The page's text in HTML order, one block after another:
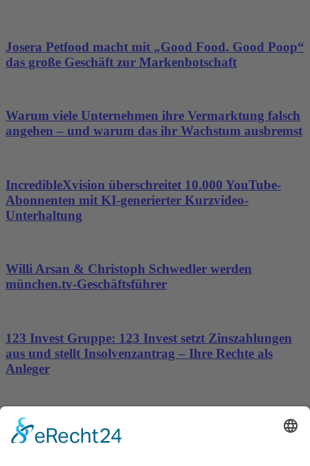
Josera Petfood macht mit „Good Food. Good Poop“
das große Geschäft zur Markenbotschaft
Warum viele Unternehmen ihre Vermarktung falsch
angehen – und warum das ihr Wachstum ausbremst
IncredibleXvision überschreitet 10.000 YouTube-
Abonnenten mit KI-generierter Kurzvideo-
Unterhaltung
Willi Arsan & Christoph Schwedler werden
münchen.tv-Geschäftsführer
123 Invest Gruppe: 123 Invest setzt Zinszahlungen
aus und stellt Insolvenzantrag – Ihre Rechte als
Anleger
Dronus sichert sich 15 Millionen Dollar und treibt
den Aufbau autonomer Luftinfrastruktur voran